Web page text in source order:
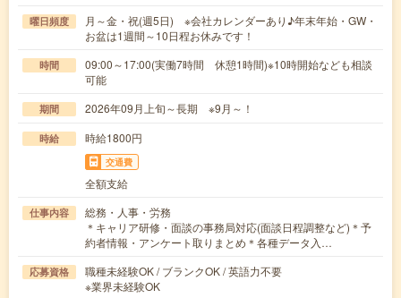
曜日頻度
月～金・祝(週5日) ※会社カレンダーあり♪年末年始・GW・
お盆は1週間～10日程お休みです！
時間
09:00～17:00(実働7時間 休憩1時間)※10時開始なども相談
可能
期間 2026年09月上旬～長期 ※9月～！
時給 時給1800円
交通費
全額支給
仕事内容
総務・人事・労務
＊キャリア研修・面談の事務局対応(面談日程調整など)＊予
約者情報・アンケート取りまとめ＊各種データ入…
応募資格
職種未経験OK / ブランクOK / 英語力不要
※業界未経験OK